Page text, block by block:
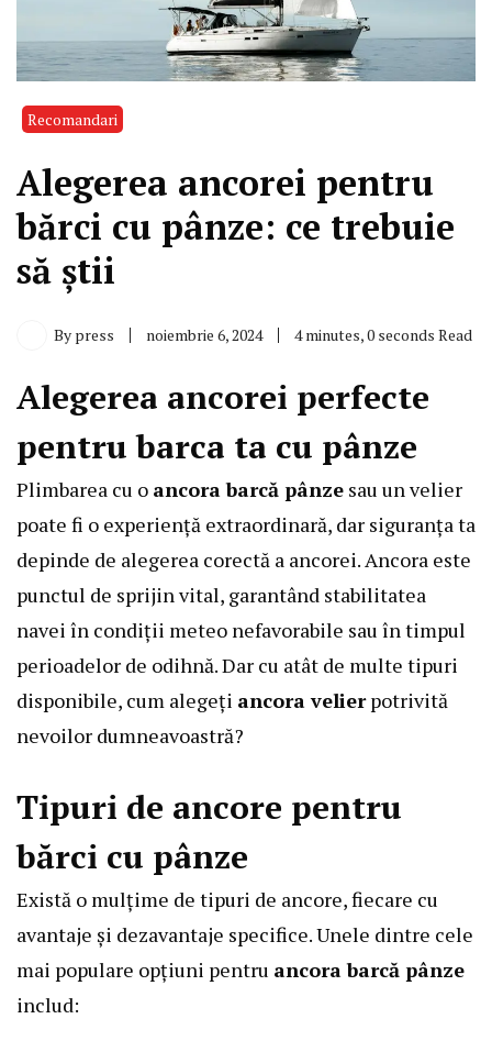
Recomandari
Alegerea ancorei pentru
bărci cu pânze: ce trebuie
să știi
By press noiembrie 6, 2024 4 minutes, 0 seconds Read
Alegerea ancorei perfecte
pentru barca ta cu pânze
Plimbarea cu o ancora barcă pânze sau un velier
poate fi o experiență extraordinară, dar siguranța ta
depinde de alegerea corectă a ancorei. Ancora este
punctul de sprijin vital, garantând stabilitatea
navei în condiții meteo nefavorabile sau în timpul
perioadelor de odihnă. Dar cu atât de multe tipuri
disponibile, cum alegeți ancora velierpotrivită
nevoilor dumneavoastră?
Tipuri de ancore pentru
bărci cu pânze
Există o mulțime de tipuri de ancore, fiecare cu
avantaje și dezavantaje specifice. Unele dintre cele
mai populare opțiuni pentru ancora barcă pânze
includ: